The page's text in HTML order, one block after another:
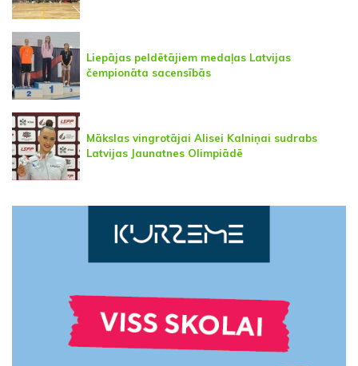
Liepājas peldētājiem medaļas Latvijas
čempionāta sacensībās
Mākslas vingrotājai Alisei Kalniņai sudrabs
Latvijas Jaunatnes Olimpiādē